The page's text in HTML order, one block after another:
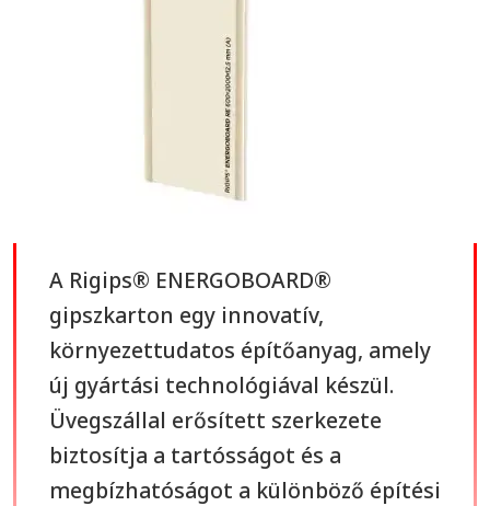
A Rigips® ENERGOBOARD®
gipszkarton egy innovatív,
környezettudatos építőanyag, amely
új gyártási technológiával készül.
Üvegszállal erősített szerkezete
biztosítja a tartósságot és a
megbízhatóságot a különböző építési